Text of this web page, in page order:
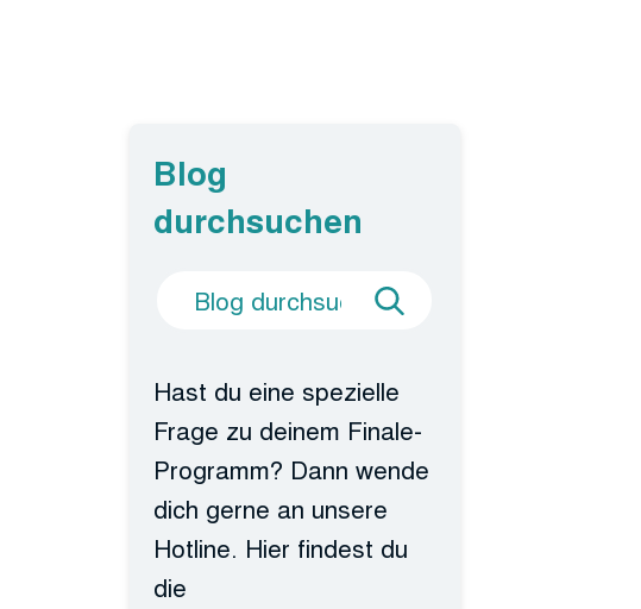
Blog
durchsuchen
nach
Blog
Hast du eine spezielle
Frage zu deinem Finale-
Programm? Dann wende
dich gerne an unsere
Hotline. Hier findest du
die